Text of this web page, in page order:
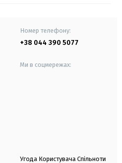
Номер телефону:
+38 044 390 5077
Ми в соцмережах:
Угода Користувача Спільноти